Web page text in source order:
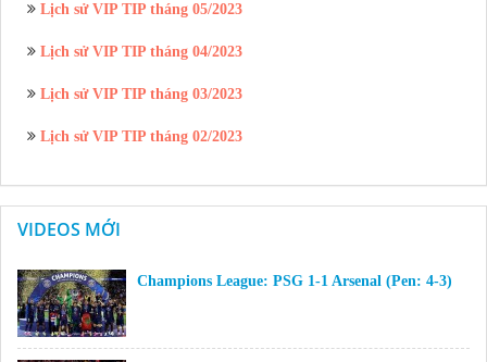
Lịch sử VIP TIP tháng 05/2023
Lịch sử VIP TIP tháng 04/2023
Lịch sử VIP TIP tháng 03/2023
Lịch sử VIP TIP tháng 02/2023
VIDEOS MỚI
Champions League: PSG 1-1 Arsenal (Pen: 4-3)